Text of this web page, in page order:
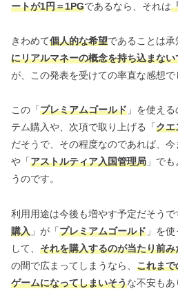
ートが1円＝1PGであるなら、それは
きわめて個人的な希望であることは承
にリアルマネーの概念を持ち込まな
が、この発表を受けての率直な感想で
この「プレミアムゴールド 」を使え
テム購入や、次項で取り上げる「クエ
だそうで、その程度なのであれば、今
や「アストルティア入国管理局 」で
うのです。
利用用途は今後も増やす予定だそうで
購入 」が「プレミアムゴールド 」を
して、 それを購入するのが当たり前
の間で広まってしまうなら、 これまで
ゲームになってしまいそうな不安もあ